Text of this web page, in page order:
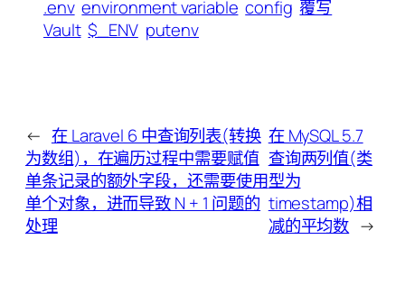
.env environment variable config 覆写
Vault $_ENV putenv
← 在 Laravel 6 中查询列表(转换
为数组)，在遍历过程中需要赋值
单条记录的额外字段，还需要使用
单个对象，进而导致 N + 1 问题的
处理
在 MySQL 5.7
查询两列值(类
型为
timestamp)相
减的平均数 →